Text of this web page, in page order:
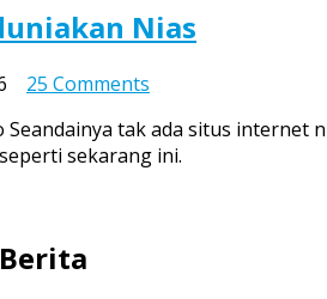
Yaahowu
Nias
25 Comments
Menduniakan
Nias
tak ada situs internet
sekarang ini.